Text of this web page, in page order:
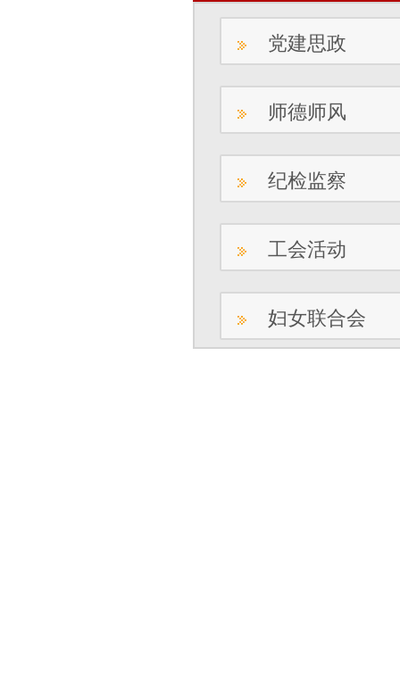
党建思政
师德师风
纪检监察
工会活动
妇女联合会